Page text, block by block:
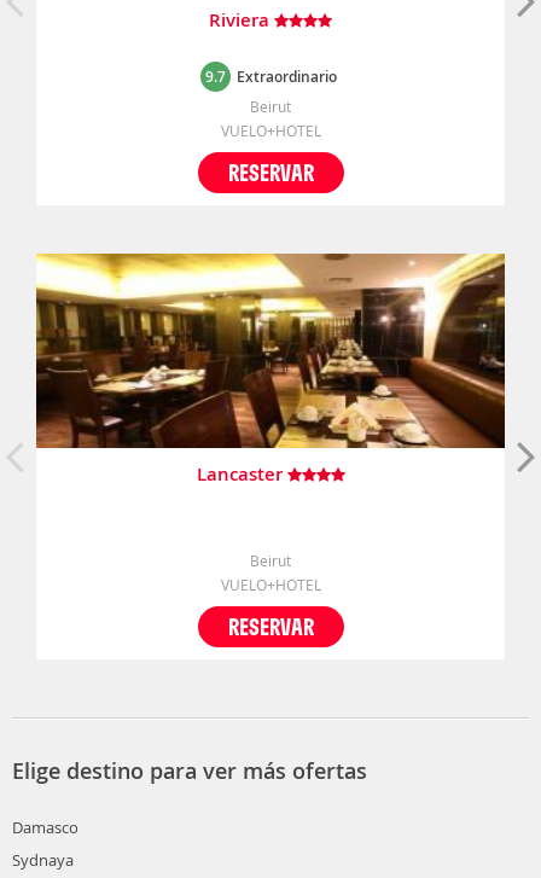
Riviera
9.7 Extraordinario
Beirut
VUELO+HOTEL
RESERVAR
Lancaster
Beirut
VUELO+HOTEL
RESERVAR
Elige destino para ver más ofertas
Damasco
Sydnaya